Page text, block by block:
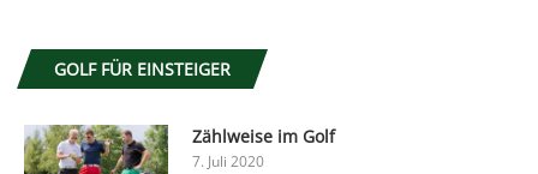
GOLF FÜR EINSTEIGER
Zählweise im Golf
7. Juli 2020